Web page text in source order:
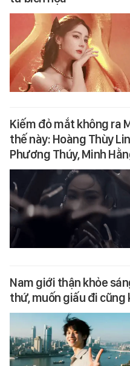
Kiếm đỏ mắt không ra
thế này: Hoàng Thùy
Phương Thúy, Minh
Nam giới thận khỏe
thứ, muốn giấu đi cũng